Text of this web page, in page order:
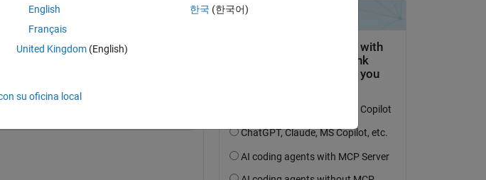
English
Français
United Kingdom(English)
한국 (한국어)
su oficina local